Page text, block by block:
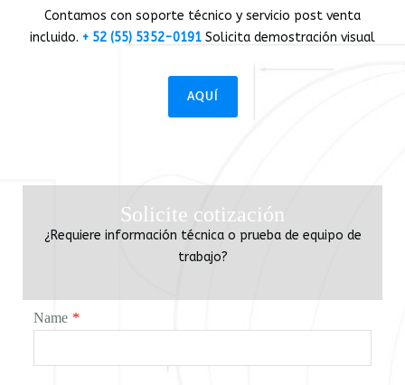
Contamos con soporte técnico y servicio post venta
incluido. + 52 (55) 5352-0191 Solicita demostración visual
AQUÍ
Solicite cotización
¿Requiere información técnica o prueba de equipo de
trabajo?
Name *